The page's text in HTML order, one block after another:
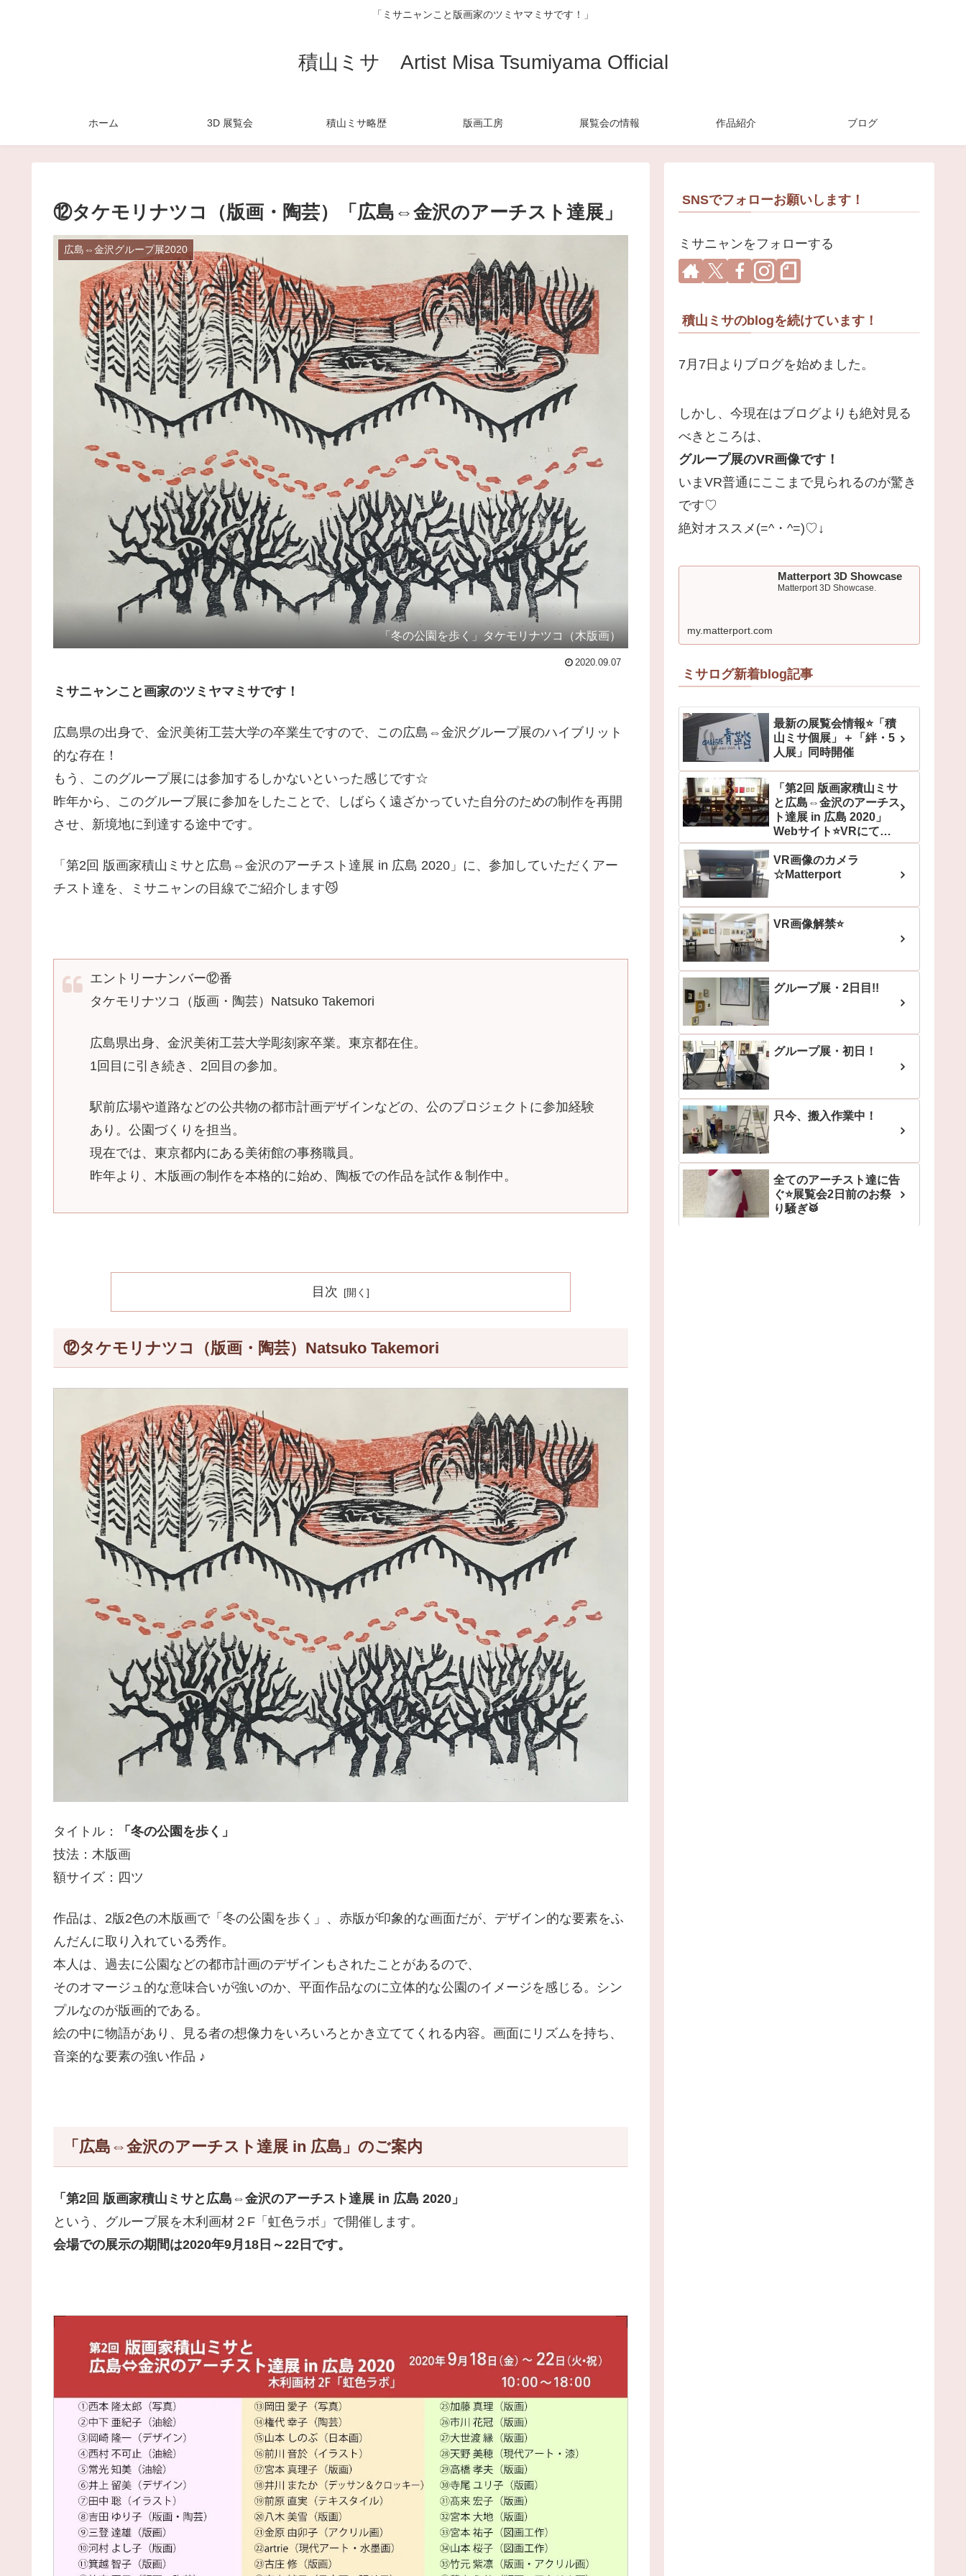
「ミサニャンこと版画家のツミヤマミサです！」
積山ミサ Artist Misa Tsumiyama Official
ホーム 3D 展覧会 積山ミサ略歴 版画工房 展覧会の情報 作品紹介 ブログ
⑫タケモリナツコ（版画・陶芸）「広島⇔金沢のアーチスト達展」
広島⇔金沢グループ展2020
「冬の公園を歩く」タケモリナツコ（木版画）
2020.09.07
ミサニャンこと画家のツミヤマミサです！
広島県の出身で、金沢美術工芸大学の卒業生ですので、この広島⇔金沢グループ展のハイブリット
的な存在！
もう、このグループ展には参加するしかないといった感じです☆
昨年から、このグループ展に参加をしたことで、しばらく遠ざかっていた自分のための制作を再開
させ、新境地に到達する途中です。
「第2回 版画家積山ミサと広島⇔金沢のアーチスト達展 in 広島 2020」に、参加していただくアー
チスト達を、ミサニャンの目線でご紹介します😼
エントリーナンバー⑫番
タケモリナツコ（版画・陶芸）Natsuko Takemori
広島県出身、金沢美術工芸大学彫刻家卒業。東京都在住。
1回目に引き続き、2回目の参加。
駅前広場や道路などの公共物の都市計画デザインなどの、公のプロジェクトに参加経験
あり。公園づくりを担当。
現在では、東京都内にある美術館の事務職員。
昨年より、木版画の制作を本格的に始め、陶板での作品を試作＆制作中。
目次
⑫タケモリナツコ（版画・陶芸）Natsuko Takemori
タイトル：
「冬の公園を歩く」
技法：木版画
額サイズ：四ツ
作品は、2版2色の木版画で「冬の公園を歩く」、赤版が印象的な画面だが、デザイン的な要素をふ
んだんに取り入れている秀作。
本人は、過去に公園などの都市計画のデザインもされたことがあるので、
そのオマージュ的な意味合いが強いのか、平面作品なのに立体的な公園のイメージを感じる。シン
プルなのが版画的である。
絵の中に物語があり、見る者の想像力をいろいろとかき立ててくれる内容。画面にリズムを持ち、
音楽的な要素の強い作品 ♪
「広島⇔金沢のアーチスト達展 in 広島」のご案内
「第2回 版画家積山ミサと広島⇔金沢のアーチスト達展 in 広島 2020」
という、グループ展を木利画材２F「虹色ラボ」で開催します。
会場での展示の期間は2020年9月18日～22日です。
SNSでフォローお願いします！
ミサニャンをフォローする
積山ミサのblogを続けています！
7月7日よりブログを始めました。
しかし、今現在はブログよりも絶対見る
べきところは、
グループ展のVR画像です！
いまVR普通にここまで見られるのが驚き
です♡
絶対オススメ(=^・^=)♡↓
Matterport 3D Showcase
Matterport 3D Showcase.
my.matterport.com
ミサログ新着blog記事
最新の展覧会情報⭐「積
山ミサ個展」＋「絆・5
人展」同時開催
「第2回 版画家積山ミサ
と広島⇔金沢のアーチス
ト達展 in 広島 2020」
Webサイト⭐VRにて展
示続行中！
VR画像のカメラ
☆Matterport
VR画像解禁⭐
グループ展・2日目!!
グループ展・初日！
只今、搬入作業中！
全てのアーチスト達に告
ぐ⭐展覧会2日前のお祭
り騒ぎ🥁